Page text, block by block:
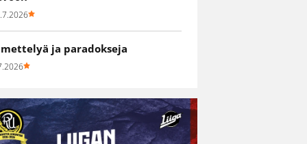
ja paradokseja